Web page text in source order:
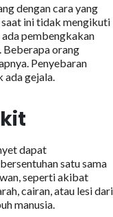
dengan cara yang
saat ini tidak mengikuti
pembengkakan
Beberapa orang
Penyebaran
gejala.
dapat
satu sama
seperti akibat
cairan, atau lesi dari
manusia.